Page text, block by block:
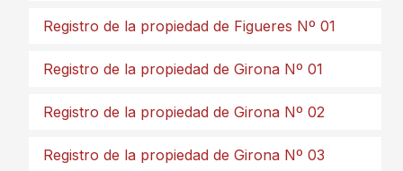
Registro de la propiedad de Figueres Nº 01
Registro de la propiedad de Girona Nº 01
Registro de la propiedad de Girona Nº 02
Registro de la propiedad de Girona Nº 03